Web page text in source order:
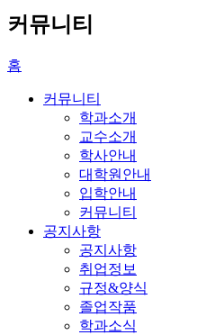
커뮤니티
홈
커뮤니티
학과소개
교수소개
학사안내
대학원안내
입학안내
커뮤니티
공지사항
공지사항
취업정보
규정&양식
졸업작품
학과소식